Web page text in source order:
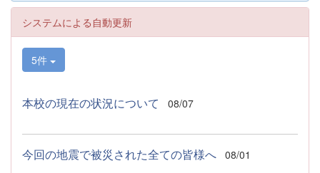
システムによる自動更新
5件
本校の現在の状況について 08/07
今回の地震で被災された全ての皆様へ 08/01